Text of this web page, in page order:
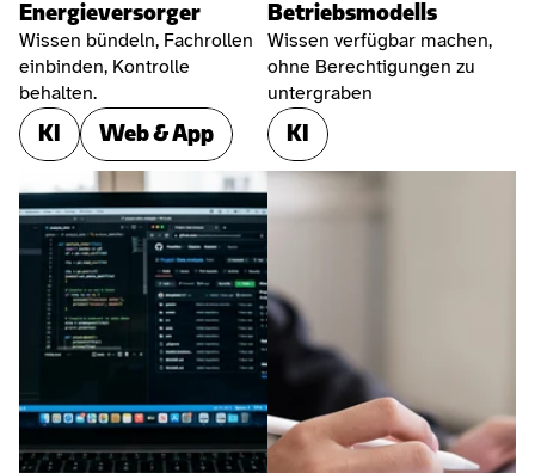
Energieversorger
Wissen bündeln, Fachrollen
einbinden, Kontrolle
behalten.
KI Web & App
Betriebsmodells
Wissen verfügbar machen,
ohne Berechtigungen zu
untergraben
KI